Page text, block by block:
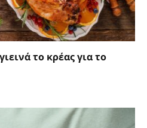
το κρέας για το